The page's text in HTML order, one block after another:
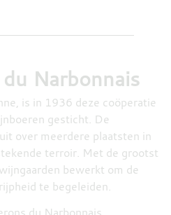
Narbonnais
is in 1936 deze coöperatie
gesticht. De
over meerdere plaatsten in
terroir. Met de grootst
bewerkt om de
te begeleiden.